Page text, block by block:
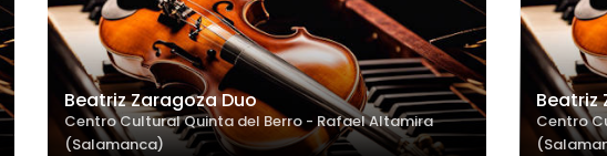
Beatriz Zaragoza Duo
Centro Cultural Quinta del Berro - Rafael Altamira
(Salamanca)
Beatriz
Centro